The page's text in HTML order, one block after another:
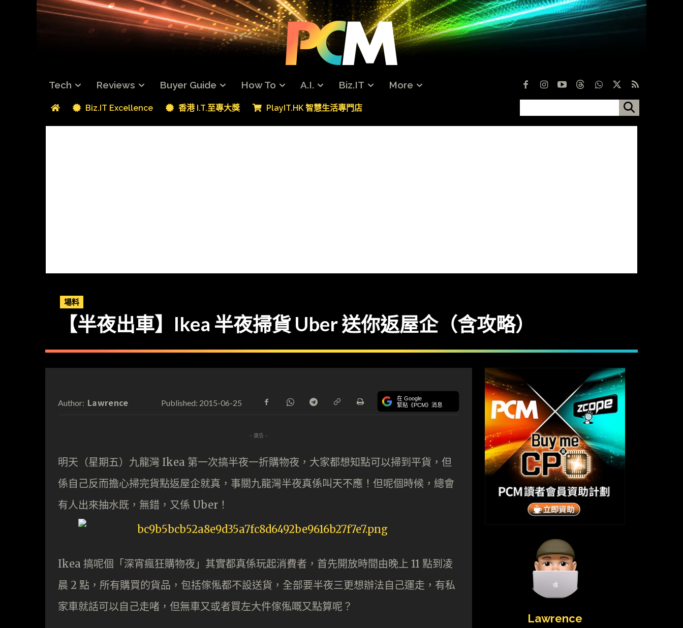
Tech Reviews Buyer Guide How To A.I. Biz.IT More
Biz.IT Excellence 香港 I.T.至專大獎 PlayIT.HK 智慧生活專門店
場料
【半夜出車】Ikea 半夜掃貨 Uber 送你返屋企（含攻略）
Author: Lawrence Published: 2015-06-25 在 Google
緊貼《PCM》消息
- 廣告 -
明天（星期五）九龍灣 Ikea 第一次搞半夜一折購物夜，大家都想知點可以掃到平貨，但
係自己反而擔心掃完貨點返屋企就真，事關九龍灣半夜真係叫天不應！但呢個時候，總會
有人出來抽水既，無錯，又係 Uber！
Ikea 搞呢個「深宵瘋狂購物夜」其實都真係玩起消費者，首先開放時間由晚上 11 點到凌
晨 2 點，所有購買的貨品，包括傢俬都不設送貨，全部要半夜三更想辦法自己運走，有私
家車就話可以自己走啫，但無車又或者買左大件傢俬嘅又點算呢？
Lawrence